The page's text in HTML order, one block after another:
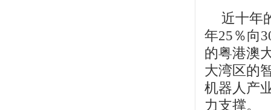
近十年
年25％向
的粤港澳
大湾区的
机器人产
力支撑。